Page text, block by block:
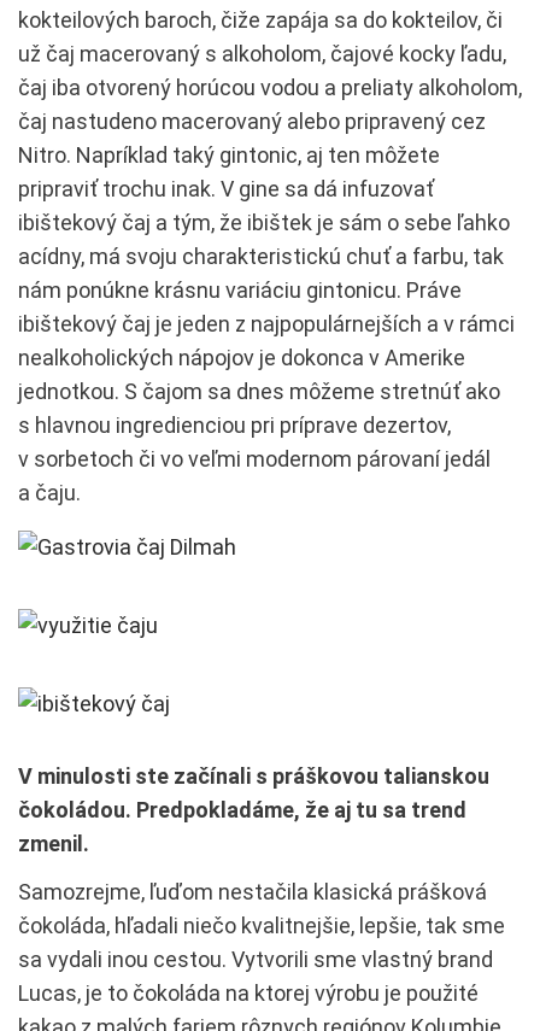
kokteilových baroch, čiže zapája sa do kokteilov, či
už čaj macerovaný s alkoholom, čajové kocky ľadu,
čaj iba otvorený horúcou vodou a preliaty alkoholom,
čaj nastudeno macerovaný alebo pripravený cez
Nitro. Napríklad taký gintonic, aj ten môžete
pripraviť trochu inak. V gine sa dá infuzovať
ibištekový čaj a tým, že ibištek je sám o sebe ľahko
acídny, má svoju charakteristickú chuť a farbu, tak
nám ponúkne krásnu variáciu gintonicu. Práve
ibištekový čaj je jeden z najpopulárnejších a v rámci
nealkoholických nápojov je dokonca v Amerike
jednotkou. S čajom sa dnes môžeme stretnúť ako
s hlavnou ingredienciou pri príprave dezertov,
v sorbetoch či vo veľmi modernom párovaní jedál
a čaju.
V minulosti ste začínali s práškovou talianskou
čokoládou. Predpokladáme, že aj tu sa trend
zmenil.
Samozrejme, ľuďom nestačila klasická prášková
čokoláda, hľadali niečo kvalitnejšie, lepšie, tak sme
sa vydali inou cestou. Vytvorili sme vlastný brand
Lucas, je to čokoláda na ktorej výrobu je použité